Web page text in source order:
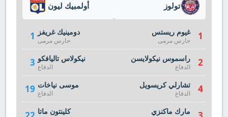
أولمبيك ليون
1 دومينيك غريفز
حارس مرمى
3 نيكولاس تاليافكو
الدفاع
19 موسى نياخات
الدفاع
كلينتون ماتا
تولوز
1 غيوم ريستس
حارس مرمى
2 راسموس نيكولايسن
الدفاع
4 تشارلي كريسويل
الدفاع
مارك ماكنزي